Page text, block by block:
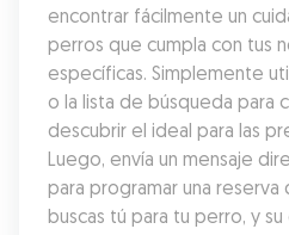
encontrar fácilmente un
perros que cumpla con tus
específicas. Simplemente
o la lista de búsqueda para
descubrir el ideal para las
Luego, envía un mensaje
para programar una
buscas tú para tu perro, y su